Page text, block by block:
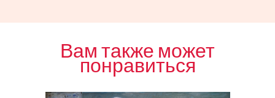
Вам также может
понравиться